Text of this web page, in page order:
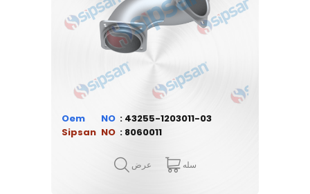
Oem
43255-1203011-03
Sipsan
8060011
عرض سله